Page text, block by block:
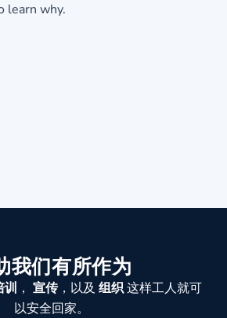
learn why.
我们有所作为
训 ， 宣传，以及 组织这样工人就可
以安全回家。